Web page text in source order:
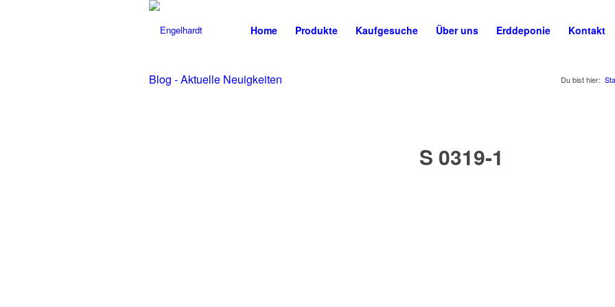
Home Produkte Kaufgesuche Über uns Erddeponie Kontakt
Blog - Aktuelle Neuigkeiten Du bist hier:
S 0319-1